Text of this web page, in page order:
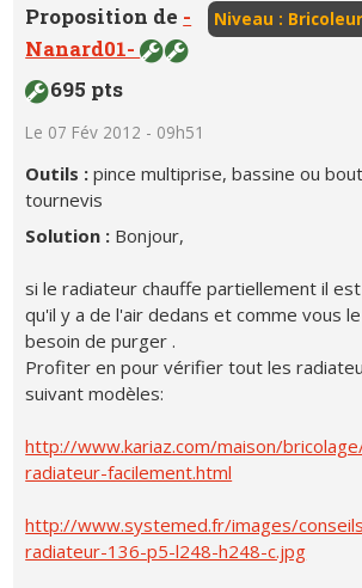
Niveau :
Proposition de -
Nanard01-
695 pts
Le 07 Fév 2012 - 09h51
Outils :pince multiprise, bassine ou
tournevis
Solution : Bonjour,
si le radiateur chauffe partiellement il
qu'il y a de l'air dedans et comme vous
besoin de purger .
Profiter en pour vérifier tout les
suivant modèles:
http://www.kariaz.com/maison/
radiateur-facilement.html
http://www.systemed.fr/images/
radiateur-136-p5-l248-h248-c.jpg